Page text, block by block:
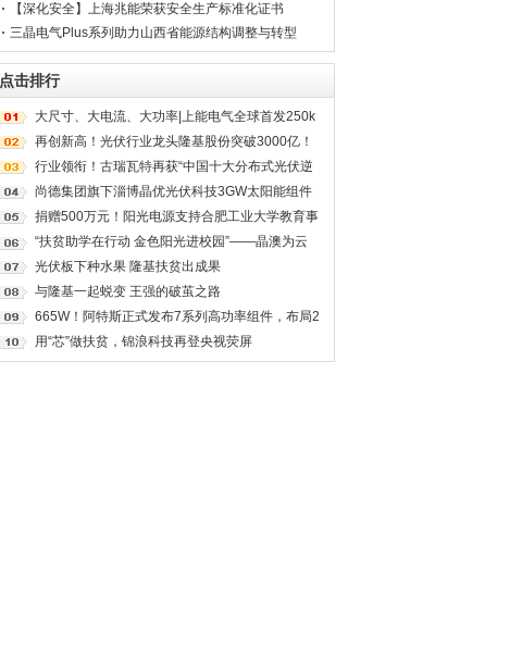
黄埔江畔再起航！
【深化安全】上海兆能荣获安全生产标准化证书
三晶电气Plus系列助力山西省能源结构调整与转型
点击排行
大尺寸、大电流、大功率|上能电气全球首发250k
W组串式逆变器领跑“大”时代！
再创新高！光伏行业龙头隆基股份突破3000亿！
行业领衔！古瑞瓦特再获“中国十大分布式光伏逆
变器品牌”
尚德集团旗下淄博晶优光伏科技3GW太阳能组件
项目正式开工
捐赠500万元！阳光电源支持合肥工业大学教育事
业
“扶贫助学在行动 金色阳光进校园”——晶澳为云
南绿春县6所学校捐赠光伏组件
光伏板下种水果 隆基扶贫出成果
与隆基一起蜕变 王强的破茧之路
665W！阿特斯正式发布7系列高功率组件，布局2
10
用“芯”做扶贫，锦浪科技再登央视荧屏